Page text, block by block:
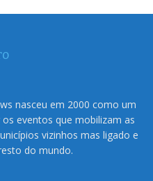
nasceu em 2000 como um
eventos que mobilizam as
vizinhos mas ligado e
do mundo.